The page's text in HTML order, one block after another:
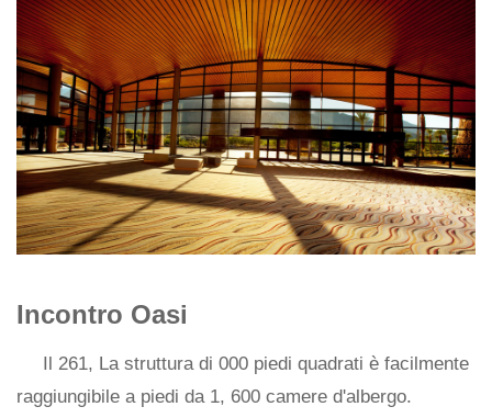
Incontro Oasi
Il 261, La struttura di 000 piedi quadrati è facilmente
raggiungibile a piedi da 1, 600 camere d'albergo.